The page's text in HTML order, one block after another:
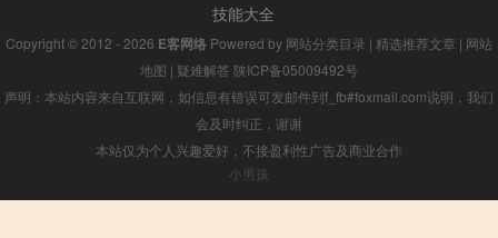
技能大全
Copyright © 2012 - 2026 E客网络 Powered by 网站分类目录 | 精选推荐文章 | 网站
地图 | 疑难解答 陕ICP备05009492号
声明：本站内容来自互联网，如信息有错误可发邮件到f_fb#foxmail.com说明，我们
会及时纠正，谢谢
本站仅为个人兴趣爱好，不接盈利性广告及商业合作
小男孩